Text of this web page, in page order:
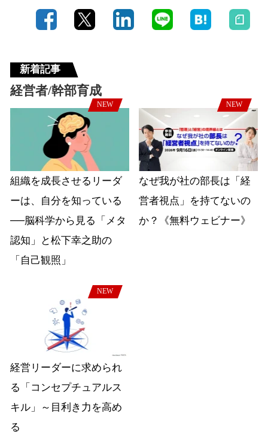
新着記事
経営者/幹部育成
NEW
組織を成長させるリーダ
ーは、自分を知っている
──脳科学から見る「メタ
認知」と松下幸之助の
「自己観照」
NEW
なぜ我が社の部長は「経
営者視点」を持てないの
か？《無料ウェビナー》
NEW
経営リーダーに求められ
る「コンセプチュアルス
キル」～目利き力を高め
る